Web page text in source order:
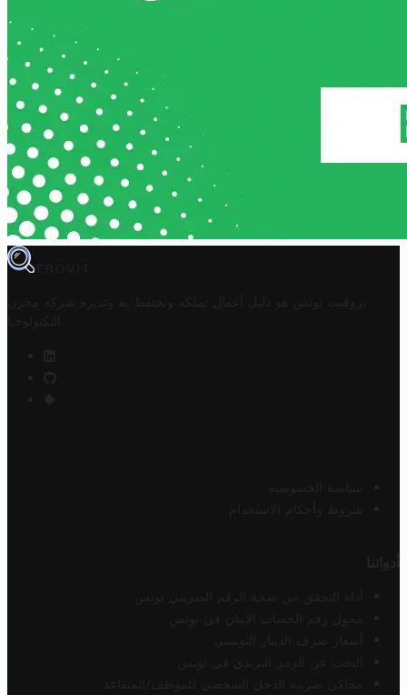
TROVIT
تروفيت تونس هو دليل أعمال تملكه وتحتفظ به وتديره
شركة مخزن
التكنولوجيا
سياسة الخصوصية
شروط وأحكام الاستخدام
أدواتنا
أداة التحقق من صحة الرقم الضريبي تونس
محول رقم الحساب الآيبان في تونس
أسعار صرف الدينار التونسي
البحث عن الرمز البريدي في تونس
محاكي ضريبة الدخل الشخصي للموظف/المتقاعد